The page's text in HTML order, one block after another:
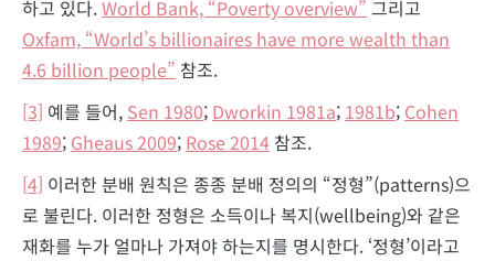
하고 있다.World Bank, “Poverty overview” 그리고
Oxfam, “World’s billionaires have more wealth than
4.6 billion people” 참조.
[3] 예를 들어, Sen 1980; Dworkin 1981a; 1981b; Cohen
1989; Gheaus 2009; Rose 2014 참조.
[4] 이러한 분배 원칙은 종종 분배 정의의 “정형”(patterns)으
로 불린다. 이러한 정형은 소득이나 복지(wellbeing)와 같은
재화를 누가 얼마나 가져야 하는지를 명시한다. ‘정형’이라고